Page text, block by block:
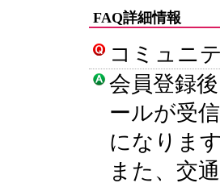
FAQ詳細情報
コミュニ
会員登録
ールが受
になります
また、交